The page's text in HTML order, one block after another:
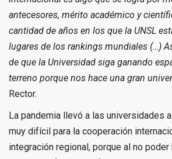
antecesores, mérito académico y
cantidad de años en los que la UNSL
lugares de los rankings mundiales (…)
de que la Universidad siga ganando
terreno porque nos hace una gran
Rector.
La pandemia llevó a las universidades
muy difícil para la cooperación
integración regional, porque al no